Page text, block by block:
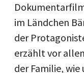
im Ländchen
der
erzählt vor
der Familie,